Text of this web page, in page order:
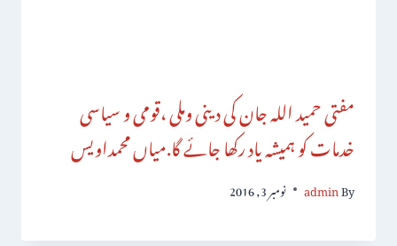
مفتی حمید اللہ جان کی دینی وملی ،قومی و سیاسی
خدمات کو ہمیشہ یاد رکھا جائے گا.میاں محمداویس
By
admin نومبر 3, 2016